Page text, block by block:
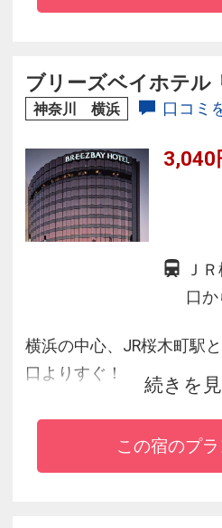
した。スタッフ一同、皆
待ちしております。
ブリーズベイホテル
神奈川 横浜 口コミ
3,040
Ｊ
口か
横浜の中心、JR桜木町駅
口よりすぐ！
南改札西口より「野毛ち
出口より30ｍの好立地リ
◆みなとみらい・パシフ
続きを
この宿のプ